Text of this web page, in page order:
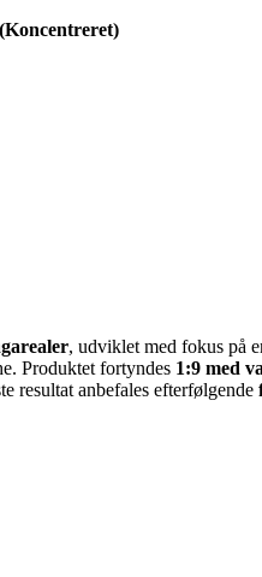
, udviklet med fokus på
Produktet fortyndes 1:9 med
resultat anbefales efterfølgende